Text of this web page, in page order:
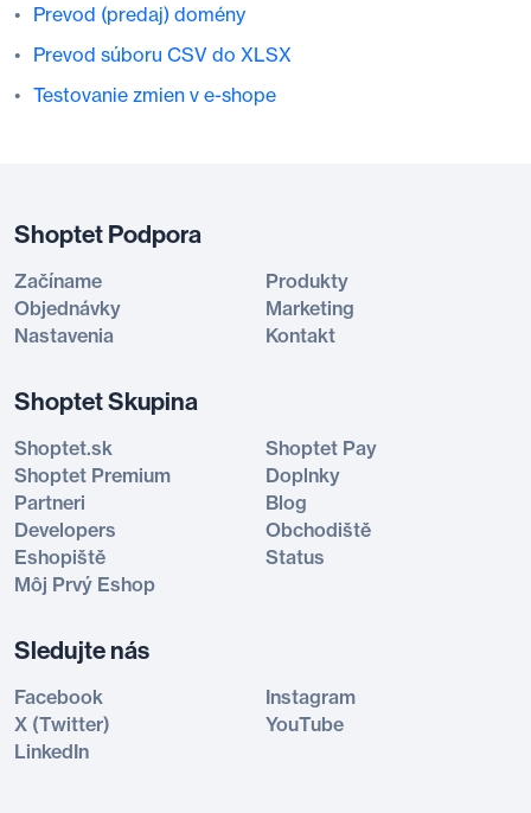
Prevod (predaj) domény
Prevod súboru CSV do XLSX
Testovanie zmien v e-shope
Shoptet Podpora
Začíname
Produkty
Objednávky
Marketing
Nastavenia
Kontakt
Shoptet Skupina
Shoptet.sk
Shoptet Pay
Shoptet Premium
Doplnky
Partneri
Blog
Developers
Obchodiště
Eshopiště
Status
Môj Prvý Eshop
Sledujte nás
Facebook
Instagram
X (Twitter)
YouTube
LinkedIn